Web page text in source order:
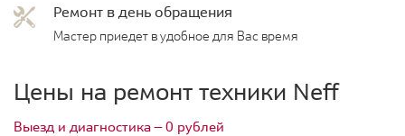
Ремонт в день обращения
Мастер приедет в удобное для Вас время
Цены на ремонт техники Neff
Выезд и диагностика — 0 рублей